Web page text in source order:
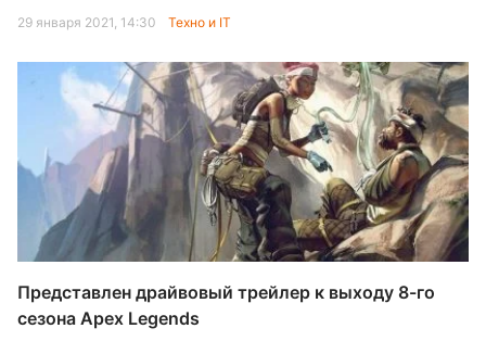
29 января 2021, 14:30 Техно и IT
Представлен драйвовый трейлер к выходу 8-го
сезона Apex Legends